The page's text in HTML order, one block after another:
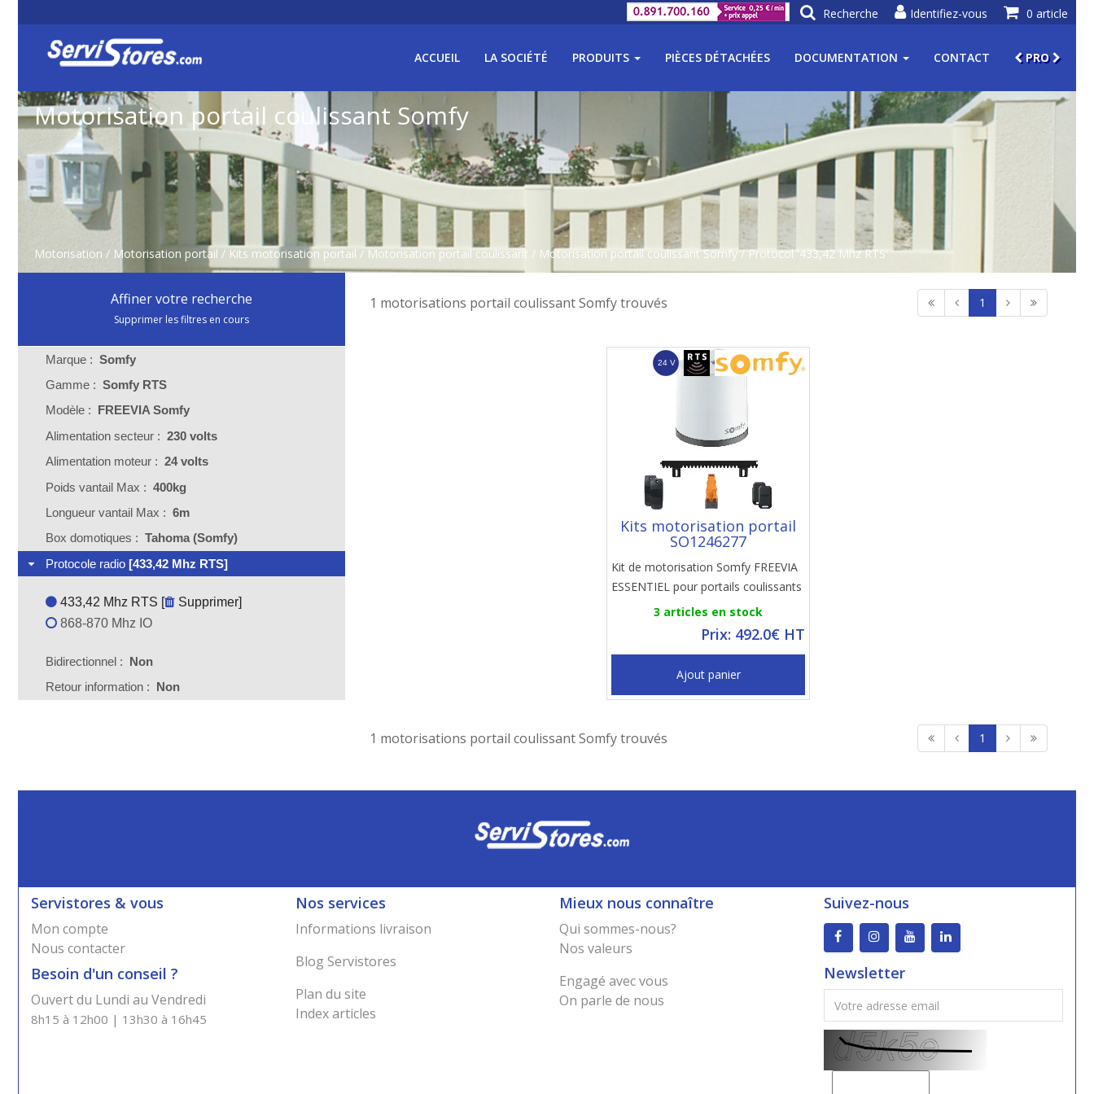
0 article
Identifiez-vous
Recherche
ACCUEIL LA SOCIÉTÉ PRODUITS PIÈCES DÉTACHÉES DOCUMENTATION CONTACT PRO
Motorisation portail coulissant Somfy
Motorisation / Motorisation portail / Kits motorisation portail / Motorisation portail coulissant / Motorisation portail coulissant Somfy / Protocol '433,42 Mhz RTS'
Affiner votre recherche
Supprimer les filtres en cours
Marque : Somfy
Gamme : Somfy RTS
Modèle : FREEVIA Somfy
Alimentation secteur : 230 volts
Alimentation moteur : 24 volts
Poids vantail Max : 400kg
Longueur vantail Max : 6m
Box domotiques : Tahoma (Somfy)
Protocole radio [433,42 Mhz RTS]
433,42 Mhz RTS [ Supprimer]
868-870 Mhz IO
Bidirectionnel : Non
Retour information : Non
1 motorisations portail coulissant Somfy trouvés 1
Kits motorisation portail
SO1246277
Kit de motorisation Somfy FREEVIA
ESSENTIEL pour portails coulissants
3 articles en stock
Prix: 492.0€ HT
Ajout panier
1 motorisations portail coulissant Somfy trouvés 1
Servistores & vous
Mon compte
Nous contacter
Besoin d'un conseil ?
Ouvert du Lundi au Vendredi
8h15 à 12h00 | 13h30 à 16h45
Nos services
Informations livraison
Blog Servistores
Plan du site
Index articles
Mieux nous connaître
Qui sommes-nous?
Nos valeurs
Engagé avec vous
On parle de nous
Suivez-nous
Newsletter